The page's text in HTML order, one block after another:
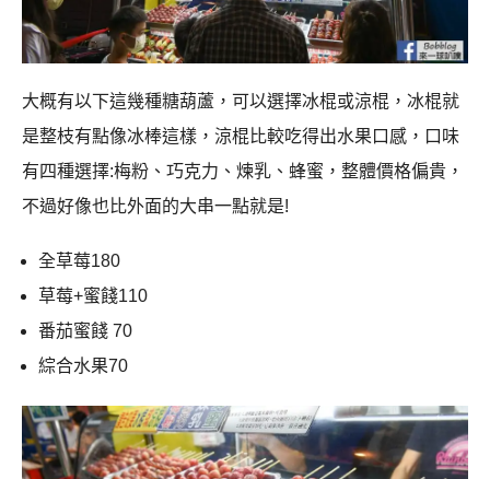
大概有以下這幾種糖葫蘆，可以選擇冰棍或涼棍，冰棍就
是整枝有點像冰棒這樣，涼棍比較吃得出水果口感，口味
有四種選擇:梅粉、巧克力、煉乳、蜂蜜，整體價格偏貴，
不過好像也比外面的大串一點就是!
全草莓180
草莓+蜜餞110
番茄蜜餞 70
綜合水果70